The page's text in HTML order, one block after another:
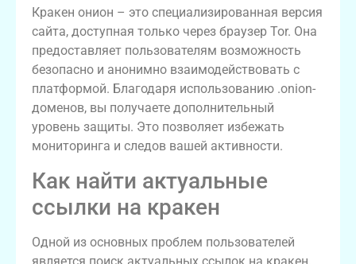
Кракен онион – это специализированная версия
сайта, доступная только через браузер Tor. Она
предоставляет пользователям возможность
безопасно и анонимно взаимодействовать с
платформой. Благодаря использованию .onion-
доменов, вы получаете дополнительный
уровень защиты. Это позволяет избежать
мониторинга и следов вашей активности.
Как найти актуальные
ссылки на кракен
Одной из основных проблем пользователей